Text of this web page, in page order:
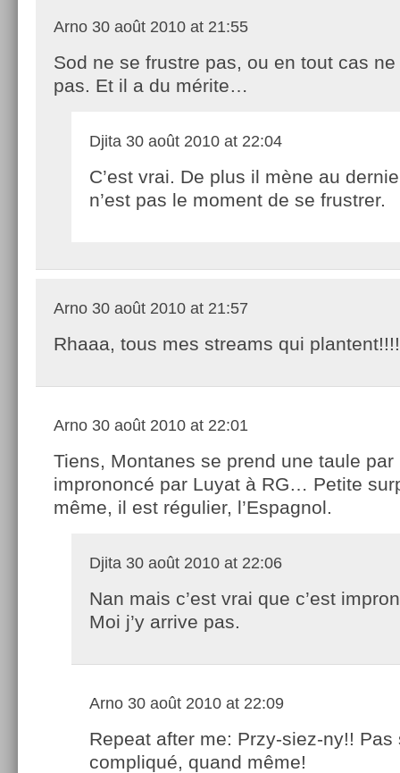
Arno 30 août 2010 at 21:55
Sod ne se frustre pas, ou en tout cas
pas. Et il a du mérite…
Djita 30 août 2010 at 22:04
C’est vrai. De plus il mène au
n’est pas le moment de se frustrer.
Arno 30 août 2010 at 21:57
Rhaaa, tous mes streams qui
Arno 30 août 2010 at 22:01
Tiens, Montanes se prend une taule par
imprononcé par Luyat à RG… Petite
même, il est régulier, l’Espagnol.
Djita 30 août 2010 at 22:06
Nan mais c’est vrai que c’est
Moi j’y arrive pas.
Arno 30 août 2010 at 22:09
Repeat after me: Przy-siez-ny!! Pas
compliqué, quand même!